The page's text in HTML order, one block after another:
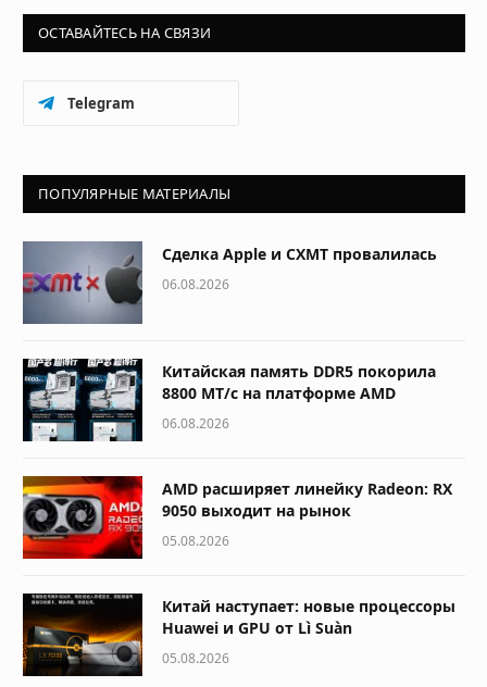
ОСТАВАЙТЕСЬ НА СВЯЗИ
Telegram
ПОПУЛЯРНЫЕ МАТЕРИАЛЫ
Сделка Apple и CXMT провалилась
06.08.2026
Китайская память DDR5 покорила
8800 МТ/с на платформе AMD
06.08.2026
AMD расширяет линейку Radeon: RX
9050 выходит на рынок
05.08.2026
Китай наступает: новые процессоры
Huawei и GPU от Lì Suàn
05.08.2026